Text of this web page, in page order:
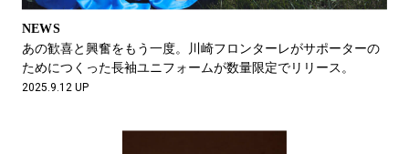
NEWS
あの歓喜と興奮をもう一度。川崎フロンターレがサポーターの
ためにつくった長袖ユニフォームが数量限定でリリース。
2025.9.12 UP